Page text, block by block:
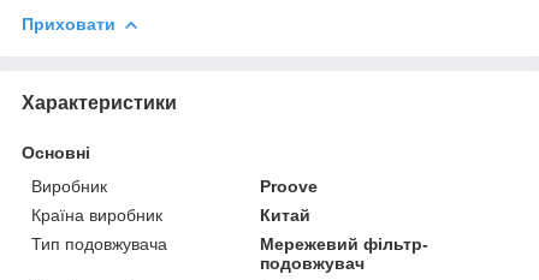
Приховати
Характеристики
Основні
Виробник
Proove
Країна виробник
Китай
Тип подовжувача
Мережевий фільтр-
подовжувач